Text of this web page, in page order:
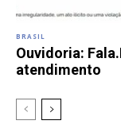
BRASIL
Ouvidoria:
atendimento